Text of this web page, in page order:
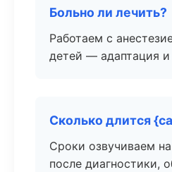
Больно ли лечить?
Работаем с
детей — адаптация и
Сколько длится
Сроки озвучиваем
после диагностики,